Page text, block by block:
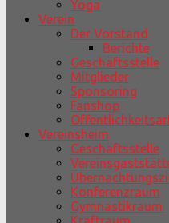
Yoga
Verein
Der Vorstand
Berichte
Geschäftsstelle
Mitglieder
Sponsoring
Fanshop
Vereinsheim
Geschäftsstelle
Konferenzraum
Gymnastikraum